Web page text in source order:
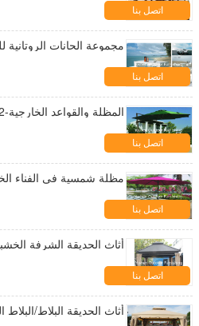
اتصل بنا
مجموعة الحانات الروتانية
اتصل بنا
المظلة والقواعد الخارجية-11102
اتصل بنا
مظلة شمسية في الفناء
اتصل بنا
أثاث الحديقة الشرفة الخشبية/
اتصل بنا
أثاث الحديقة البلاط/البلاط